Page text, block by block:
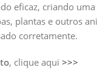
eficaz, criando
plantas e outros
corretamente.
, clique aqui >>>